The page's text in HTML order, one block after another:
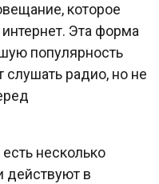
которое
Эта форма
популярность
радио, но не
несколько
действуют в